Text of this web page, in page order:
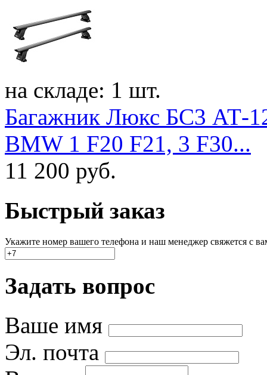
на складе: 1 шт.
Багажник Люкс БС3 АТ-
BMW 1 F20 F21, 3 F30...
11 200 руб.
Быстрый заказ
Укажите номер вашего телефона и наш менеджер свяжется с
Задать вопрос
Ваше имя
Эл. почта